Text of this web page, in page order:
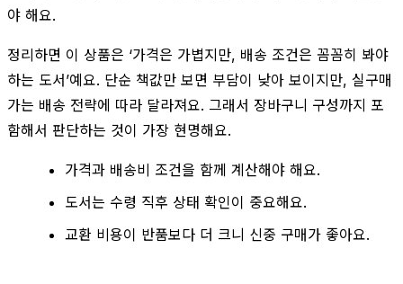
야 해요.
정리하면 이 상품은 ‘가격은 가볍지만, 배송 조건은 꼼꼼히 봐야
하는 도서’예요. 단순 책값만 보면 부담이 낮아 보이지만, 실구매
가는 배송 전략에 따라 달라져요. 그래서 장바구니 구성까지 포
함해서 판단하는 것이 가장 현명해요.
가격과 배송비 조건을 함께 계산해야 해요.
도서는 수령 직후 상태 확인이 중요해요.
교환 비용이 반품보다 더 크니 신중 구매가 좋아요.